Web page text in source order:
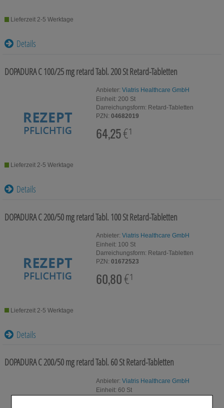
Für Kinder
Für Ihn
Für Sie
Homöopathie, Schüsslersalze & Bachblüten Original
Raucherentwöhnung
Körperpflege
Tablettenspender & Tablettenteiler
Bonbons
Lieferzeit 2-5 Werktage
Details
DOPADURA C 100/25 mg retard Tabl.200 StRetard-Tabletten
Anbieter: Viatris Healthcare GmbH
Einheit: 200 St
Darreichungsform: Retard-Tabletten
PZN: 04682019
64,25€¹
Lieferzeit 2-5 Werktage
Details
DOPADURA C 200/50 mg retard Tabl. 100 StRetard-Tabletten
Anbieter: Viatris Healthcare GmbH
Einheit: 100 St
Darreichungsform: Retard-Tabletten
PZN: 01672523
60,80€¹
Lieferzeit 2-5 Werktage
Details
DOPADURA C 200/50 mg retard Tabl. 60 StRetard-Tabletten
Anbieter: Viatris Healthcare GmbH
Einheit: 60 St
Darreichungsform: Retard-Tabletten